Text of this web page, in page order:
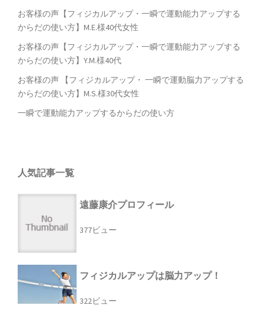
お客様の声【フィジカルアップ・一瞬で運動能力アップする
からだの使い方】M.E.様40代女性
お客様の声【フィジカルアップ・一瞬で運動能力アップする
からだの使い方】Y.M.様40代
お客様の声 【フィジカルアップ・ 一瞬で運動脳力アップする
からだの使い方】M.S.様30代女性
一瞬で運動能力アップするからだの使い方
人気記事一覧
遠藤康介プロフィール
377ビュー
フィジカルアップは脳力アップ！
322ビュー